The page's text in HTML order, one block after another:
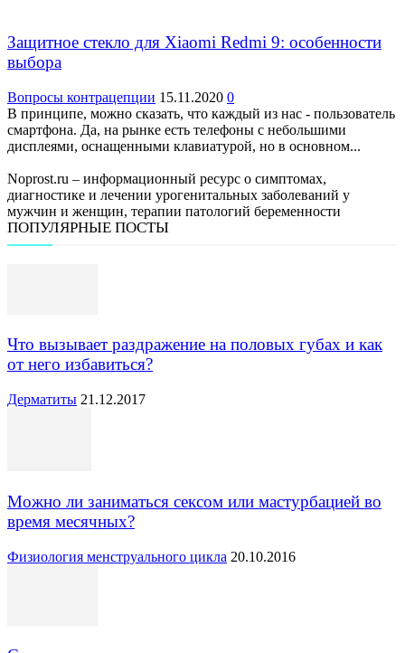
Защитное стекло для Xiaomi Redmi 9: особенности
выбора
Вопросы контрацепции 15.11.2020 0
В принципе, можно сказать, что каждый из нас - пользователь
смартфона. Да, на рынке есть телефоны с небольшими
дисплеями, оснащенными клавиатурой, но в основном...
Noprost.ru – информационный ресурс о симптомах,
диагностике и лечении урогенитальных заболеваний у
мужчин и женщин, терапии патологий беременности
ПОПУЛЯРНЫЕ ПОСТЫ
Что вызывает раздражение на половых губах и как
от него избавиться?
Дерматиты 21.12.2017
Можно ли заниматься сексом или мастурбацией во
время месячных?
Физиология менструального цикла 20.10.2016